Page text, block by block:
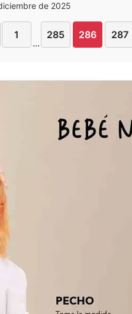
de 2025
1
...
285 286 287